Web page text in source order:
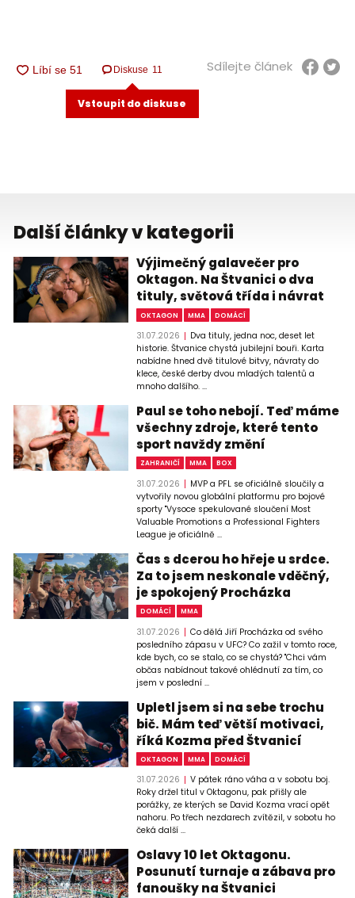
Diskuse 11
Vstoupit do diskuse
Sdílejte článek
Další články v kategorii
Výjimečný galavečer pro
Oktagon. Na Štvanici o dva
tituly, světová třída i návrat
OKTAGON MMA DOMÁCÍ
31.07.2026
Dva tituly, jedna noc, deset let
historie. Štvanice chystá jubilejní bouři. Karta
nabídne hned dvě titulové bitvy, návraty do
klece, české derby dvou mladých talentů a
mnoho dalšího. ...
Paul se toho nebojí. Teď máme
všechny zdroje, které tento
sport navždy změní
ZAHRANIČÍ MMA BOX
31.07.2026
MVP a PFL se oficiálně sloučily a
vytvořily novou globální platformu pro bojové
sporty "Vysoce spekulované sloučení Most
Valuable Promotions a Professional Fighters
League je oficiálně ...
Čas s dcerou ho hřeje u srdce.
Za to jsem neskonale vděčný,
je spokojený Procházka
DOMÁCÍ MMA
31.07.2026
Co dělá Jiří Procházka od svého
posledního zápasu v UFC? Co zažil v tomto roce,
kde bych, co se stalo, co se chystá? "Chci vám
občas nabídnout takové ohlédnutí za tím, co
jsem v poslední ...
Upletl jsem si na sebe trochu
bič. Mám teď větší motivaci,
říká Kozma před Štvanicí
OKTAGON MMA DOMÁCÍ
31.07.2026
V pátek ráno váha a v sobotu boj.
Roky držel titul v Oktagonu, pak přišly ale
porážky, ze kterých se David Kozma vrací opět
nahoru. Po třech nezdarech zvítězil, v sobotu ho
čeká další ...
Oslavy 10 let Oktagonu.
Posunutí turnaje a zábava pro
fanoušky na Štvanici